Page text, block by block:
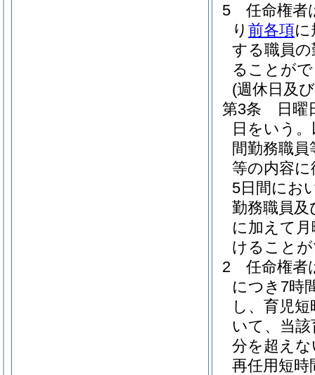
5
任命権者
り 前各項に
する職員
ることが
(週休日及
第3条
日曜
日をいう
間勤務職
等の内容
5日間にお
勤務職員
に加えて
けること
2
任命権者
につき7時
し、育児
いて、当
分を超え
再任用短時